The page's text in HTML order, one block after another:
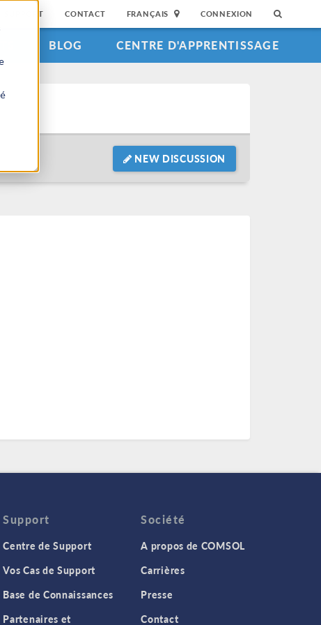
SUPPORT CONTACT FRANÇAIS CONNEXION
BLOG CENTRE D'APPRENTISSAGE
NEW DISCUSSION
Support
Centre de Support
Vos Cas de Support
Base de Connaissances
Partenaires et
Société
A propos de COMSOL
Carrières
Presse
Contact